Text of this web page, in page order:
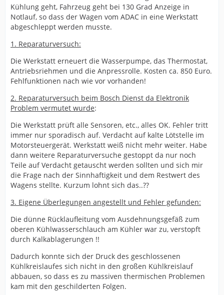
Kühlung geht, Fahrzeug geht bei 130 Grad Anzeige in
Notlauf, so dass der Wagen vom ADAC in eine Werkstatt
abgeschleppt werden musste.
1. Reparaturversuch:
Die Werkstatt erneuert die Wasserpumpe, das Thermostat,
Antriebsriehmen und die Anpressrolle. Kosten ca. 850 Euro.
Fehlfunktionen nach wie vor vorhanden!
2. Reparaturversuch beim Bosch Dienst da Elektronik
Problem vermutet wurde:
Die Werkstatt prüft alle Sensoren, etc., alles OK. Fehler tritt
immer nur sporadisch auf. Verdacht auf kalte Lötstelle im
Motorsteuergerät. Werkstatt weiß nicht mehr weiter. Habe
dann weitere Reparaturversuche gestoppt da nur noch
Teile auf Verdacht getauscht werden sollten und sich mir
die Frage nach der Sinnhaftigkeit und dem Restwert des
Wagens stellte. Kurzum lohnt sich das..??
3. Eigene Überlegungen angestellt und Fehler gefunden:
Die dünne Rücklaufleitung vom Ausdehnungsgefäß zum
oberen Kühlwasserschlauch am Kühler war zu, verstopft
durch Kalkablagerungen !!
Dadurch konnte sich der Druck des geschlossenen
Kühlkreislaufes sich nicht in den großen Kühlkreislauf
abbauen, so dass es zu massiven thermischen Problemen
kam mit den geschilderten Folgen.